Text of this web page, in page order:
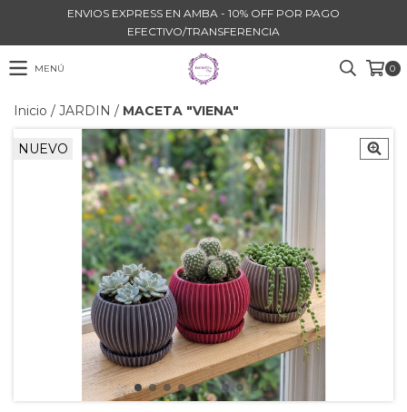
ENVIOS EXPRESS EN AMBA - 10% OFF POR PAGO
EFECTIVO/TRANSFERENCIA
MENÚ 0
Inicio / JARDIN / MACETA "VIENA"
NUEVO